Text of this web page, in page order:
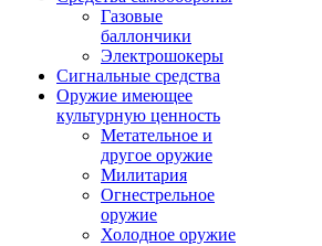
Газовые
баллончики
Электрошокеры
Сигнальные средства
Оружие имеющее
культурную ценность
Метательное и
другое оружие
Милитария
Огнестрельное
оружие
Холодное оружие